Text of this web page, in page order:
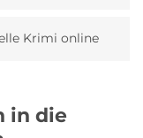
in die
Krimi online